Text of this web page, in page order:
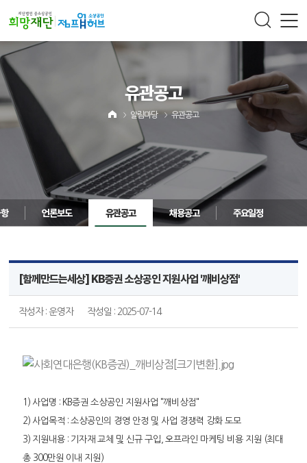
유관공고
알림마당 유관공고
언론보도 유관공고 채용공고 주요일정
[함께만드는세상] KB증권 소상공인 지원사업 '깨비상점'
작성자 : 운영자 작성일 : 2025-07-14
1) 사업명 : KB증권 소상공인 지원사업 "깨비상점"
2) 사업목적 :소상공인의 경영 안정 및 사업 경쟁력 강화 도모
3) 지원내용 : 기자재 교체 및 신규 구입 ,오프라인 마케팅 비용 지원 (최대
총 300만원 이내 지원 )